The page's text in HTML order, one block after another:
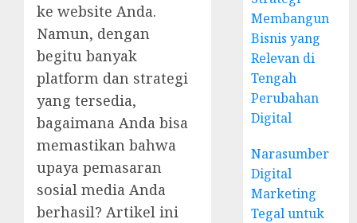
ke website Anda.
Namun, dengan
begitu banyak
platform dan strategi
yang tersedia,
bagaimana Anda bisa
memastikan bahwa
upaya pemasaran
sosial media Anda
berhasil? Artikel ini
Membangun
Bisnis yang
Relevan di
Tengah
Perubahan
Digital
Narasumber
Digital
Marketing
Tegal untuk